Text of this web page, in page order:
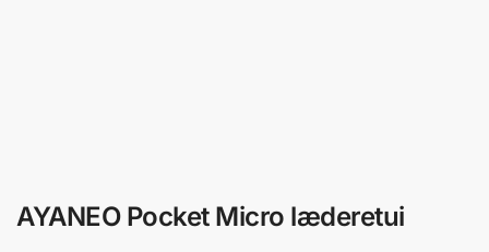
AYANEO Pocket Micro læderetui